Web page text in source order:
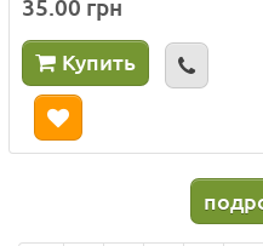
35.00 грн
Купить